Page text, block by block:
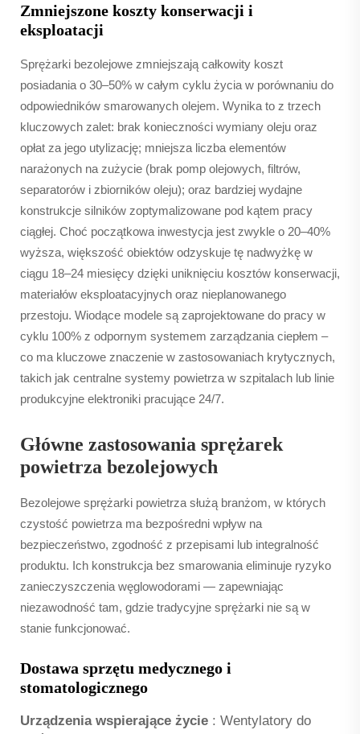
Zmniejszone koszty konserwacji i
eksploatacji
Sprężarki bezolejowe zmniejszają całkowity koszt
posiadania o 30–50% w całym cyklu życia w porównaniu do
odpowiedników smarowanych olejem. Wynika to z trzech
kluczowych zalet: brak konieczności wymiany oleju oraz
opłat za jego utylizację; mniejsza liczba elementów
narażonych na zużycie (brak pomp olejowych, filtrów,
separatorów i zbiorników oleju); oraz bardziej wydajne
konstrukcje silników zoptymalizowane pod kątem pracy
ciągłej. Choć początkowa inwestycja jest zwykle o 20–40%
wyższa, większość obiektów odzyskuje tę nadwyżkę w
ciągu 18–24 miesięcy dzięki uniknięciu kosztów konserwacji,
materiałów eksploatacyjnych oraz nieplanowanego
przestoju. Wiodące modele są zaprojektowane do pracy w
cyklu 100% z odpornym systemem zarządzania ciepłem –
co ma kluczowe znaczenie w zastosowaniach krytycznych,
takich jak centralne systemy powietrza w szpitalach lub linie
produkcyjne elektroniki pracujące 24/7.
Główne zastosowania sprężarek
powietrza bezolejowych
Bezolejowe sprężarki powietrza służą branżom, w których
czystość powietrza ma bezpośredni wpływ na
bezpieczeństwo, zgodność z przepisami lub integralność
produktu. Ich konstrukcja bez smarowania eliminuje ryzyko
zanieczyszczenia węglowodorami — zapewniając
niezawodność tam, gdzie tradycyjne sprężarki nie są w
stanie funkcjonować.
Dostawa sprzętu medycznego i
stomatologicznego
Urządzenia wspierające życie : Wentylatory do